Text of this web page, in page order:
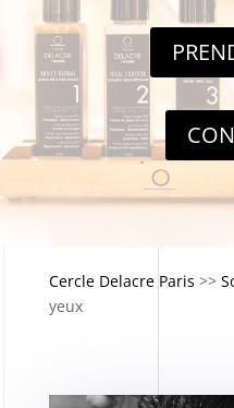
Cercle Delacre Paris >>
yeux